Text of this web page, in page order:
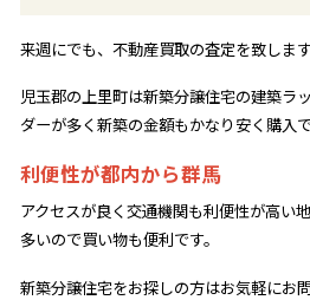
来週にでも、不動産買取の査定を致します
児玉郡の上里町は新築分譲住宅の建築ラ
ダーが多く新築の金額もかなり安く購入で
利便性が都内から群馬
アクセスが良く交通機関も利便性が高い
多いので買い物も便利です。
新築分譲住宅をお探しの方はお気軽にお